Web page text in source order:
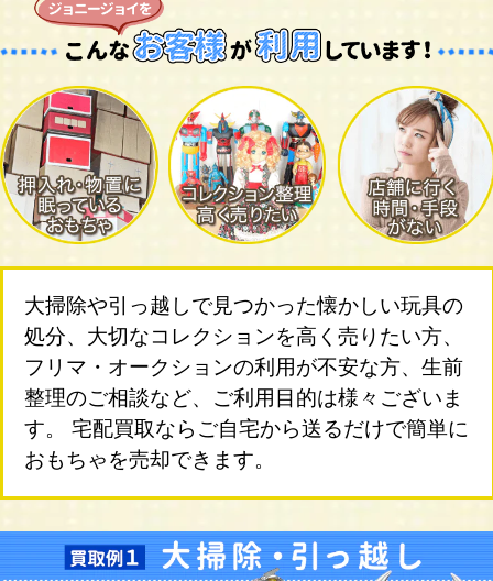
大掃除や引っ越しで見つかった懐かしい玩具の
処分、大切なコレクションを高く売りたい方、
フリマ・オークションの利用が不安な方、生前
整理のご相談など、ご利用目的は様々ございま
す。 宅配買取ならご自宅から送るだけで簡単に
おもちゃを売却できます。